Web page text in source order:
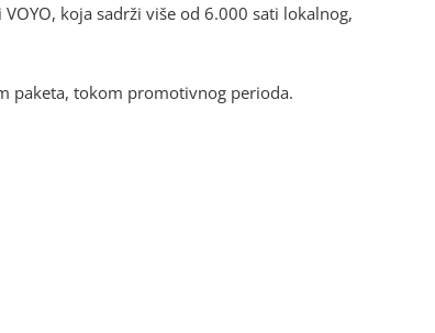
koja sadrži više od 6.000 sati lokalnog,
paketa, tokom promotivnog perioda.